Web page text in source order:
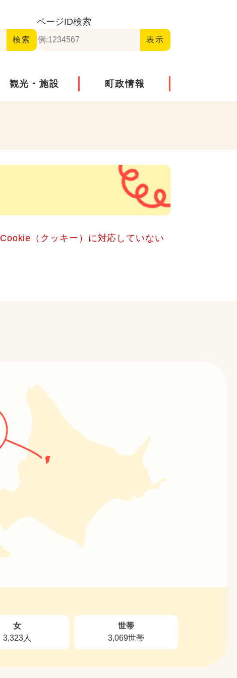
ページID検索
観光・施設 町政情報
（クッキー）に対応していない
女
3,323人
世帯
3,069世帯